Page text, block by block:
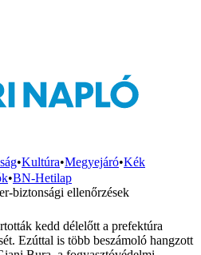
•Kultúra•Megyejáró•Kék
•BN-Hetilap
biztonsági ellenőrzések
kedd délelőtt a prefektúra
Ezúttal is több beszámoló hangzott